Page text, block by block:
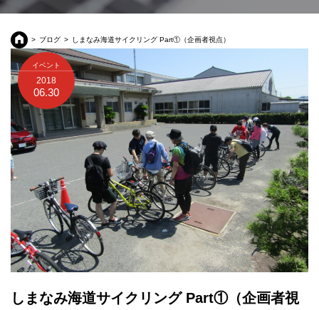
ブログ しまなみ海道サイクリング Part①（企画者視点）
イベント
2018
06.30
しまなみ海道サイクリング Part①（企画者視